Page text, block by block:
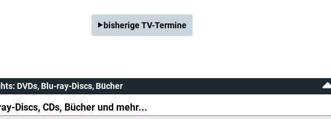
bisherige TV-Termine
: DVDs, Blu-ray-Discs, Bücher
Discs, CDs, Bücher und mehr...